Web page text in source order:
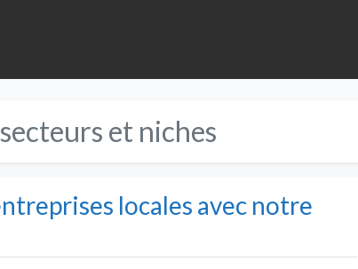
et niches
locales avec notre